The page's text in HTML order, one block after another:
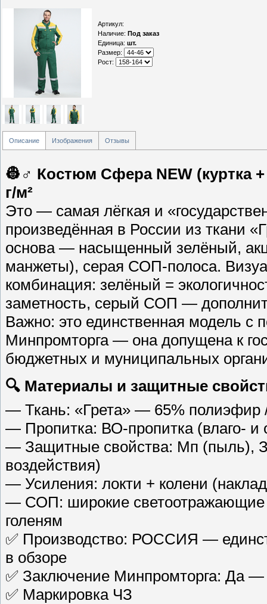
Артикул:
Наличие: Под заказ
Единица: шт.
Размер:
Рост:
Описание Изображения Отзывы
👷♂️ Костюм Сфера NEW (куртка
г/м²
Это — самая лёгкая и
произведённая в России из ткани
основа — насыщенный зелёный,
манжеты), серая СОП-полоса.
комбинация: зелёный =
заметность, серый СОП —
Важно: это единственная модель
Минпромторга — она допущена к
бюджетных и муниципальных
🔍 Материалы и защитные
— Ткань: «Грета» — 65% полиэфир /
— Пропитка: ВО-пропитка (влаго- и
— Защитные свойства: Мп (пыль), З
воздействия)
— Усиления: локти + колени
— СОП: широкие светоотражающие
голеням
✅ Производство: РОССИЯ —
в обзоре
✅ Заключение Минпромторга: Да —
✅ Маркировка ЧЗ